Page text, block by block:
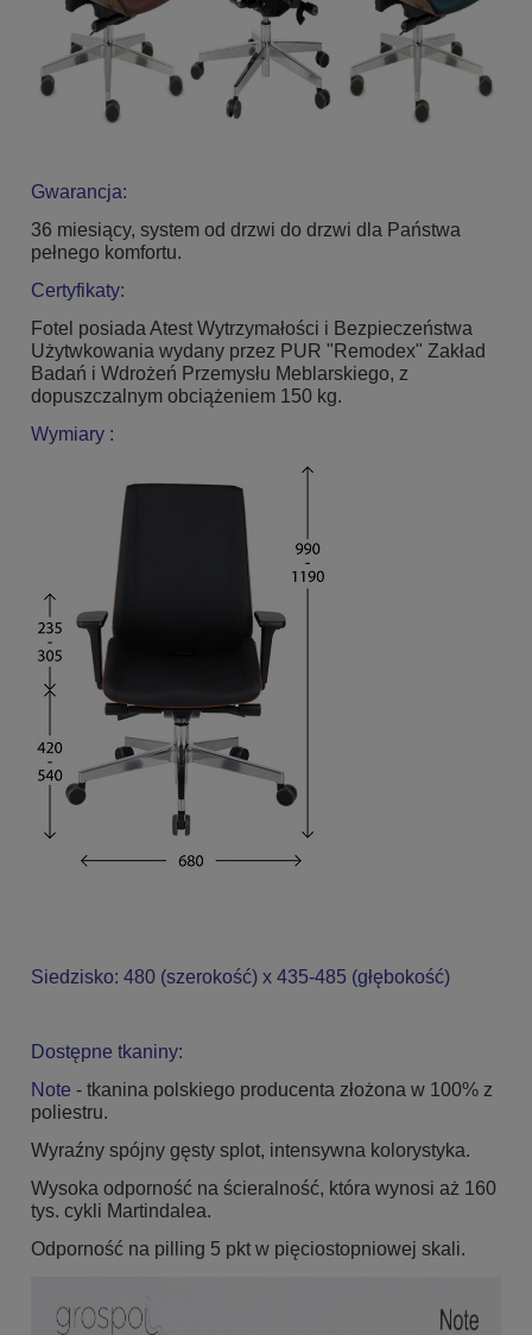
Gwarancja:
36 miesiący, system od drzwi do drzwi dla Państwa
pełnego komfortu.
Certyfikaty:
Fotel posiada Atest Wytrzymałości i Bezpieczeństwa
Użytwkowania wydany przez PUR "Remodex" Zakład
Badań i Wdrożeń Przemysłu Meblarskiego, z
dopuszczalnym obciążeniem 150 kg.
Wymiary :
Siedzisko: 480 (szerokość) x 435-485 (głębokość)
Dostępne tkaniny:
Note - tkanina polskiego producenta złożona w 100% z
poliestru.
Wyraźny spójny gęsty splot, intensywna kolorystyka.
Wysoka odporność na ścieralność, która wynosi aż 160
tys. cykli Martindalea.
Odporność na pilling 5 pkt w pięciostopniowej skali.